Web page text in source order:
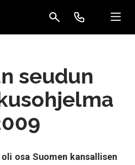
seudun
osa Suomen kansallisen